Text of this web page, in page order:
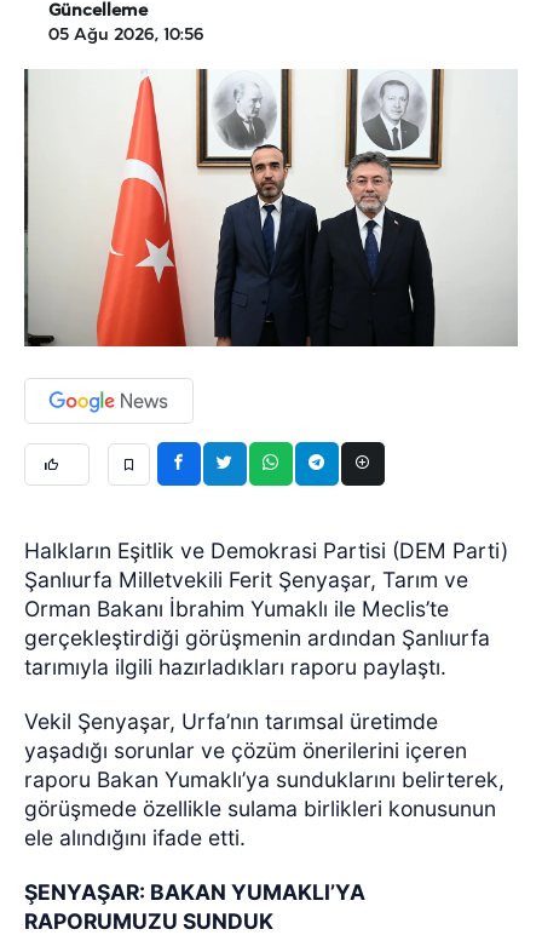
Güncelleme
05 Ağu 2026, 10:56
Halkların Eşitlik ve Demokrasi Partisi (DEM Parti)
Şanlıurfa Milletvekili Ferit Şenyaşar, Tarım ve
Orman Bakanı İbrahim Yumaklı ile Meclis’te
gerçekleştirdiği görüşmenin ardından Şanlıurfa
tarımıyla ilgili hazırladıkları raporu paylaştı.
Vekil Şenyaşar, Urfa’nın tarımsal üretimde
yaşadığı sorunlar ve çözüm önerilerini içeren
raporu Bakan Yumaklı’ya sunduklarını belirterek,
görüşmede özellikle sulama birlikleri konusunun
ele alındığını ifade etti.
ŞENYAŞAR: BAKAN YUMAKLI’YA
RAPORUMUZU SUNDUK